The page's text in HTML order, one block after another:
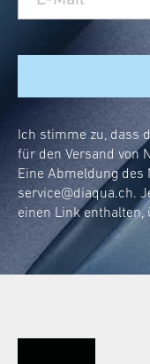
Ich stimme zu, dass
für den Versand von
Eine Abmeldung
service@diaqua.ch.
einen Link